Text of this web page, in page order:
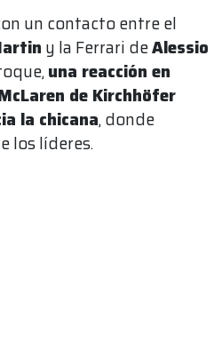
un contacto entre el
y la Ferrari deAlessio
una reacción en
de Kirchhöfer
la chicana, donde
los líderes.